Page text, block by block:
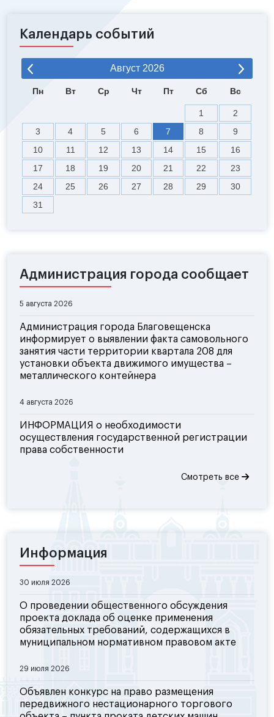
Календарь событий
Август 2026
Пн Вт Ср Чт Пт Сб Вс
1
2
3
4 5 6 7 8
9
10
11 12 13 14 15
16
17
18 19 20 21 22
23
24
25 26 27 28 29
30
31
Администрация города сообщает
5 августа 2026
Администрация города Благовещенска
информирует о выявлении факта самовольного
занятия части территории квартала 208 для
установки объекта движимого имущества –
металлического контейнера
4 августа 2026
ИНФОРМАЦИЯ о необходимости
осуществления государственной регистрации
права собственности
Смотреть все
Информация
30 июля 2026
О проведении общественного обсуждения
проекта доклада об оценке применения
обязательных требований, содержащихся в
муниципальном нормативном правовом акте
29 июля 2026
Объявлен конкурс на право размещения
передвижного нестационарного торгового